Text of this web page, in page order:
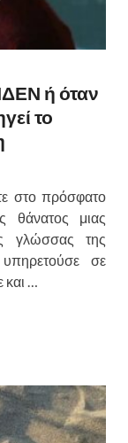
ή όταν
το
στο πρόσφατο
θάνατος μιας
γλώσσας της
σε
…